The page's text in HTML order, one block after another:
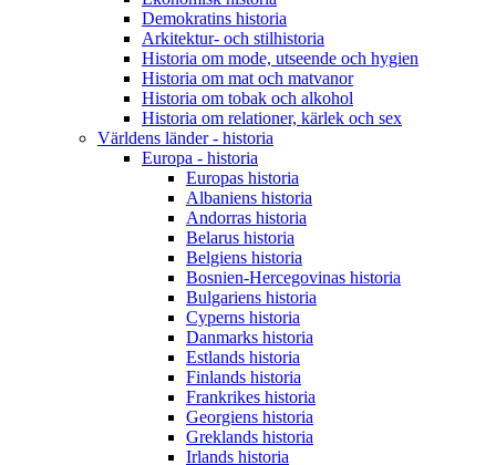
Demokratins historia
Arkitektur- och stilhistoria
Historia om mode, utseende och hygien
Historia om mat och matvanor
Historia om tobak och alkohol
Historia om relationer, kärlek och sex
Världens länder - historia
Europa - historia
Europas historia
Albaniens historia
Andorras historia
Belarus historia
Belgiens historia
Bosnien-Hercegovinas historia
Bulgariens historia
Cyperns historia
Danmarks historia
Estlands historia
Finlands historia
Frankrikes historia
Georgiens historia
Greklands historia
Irlands historia